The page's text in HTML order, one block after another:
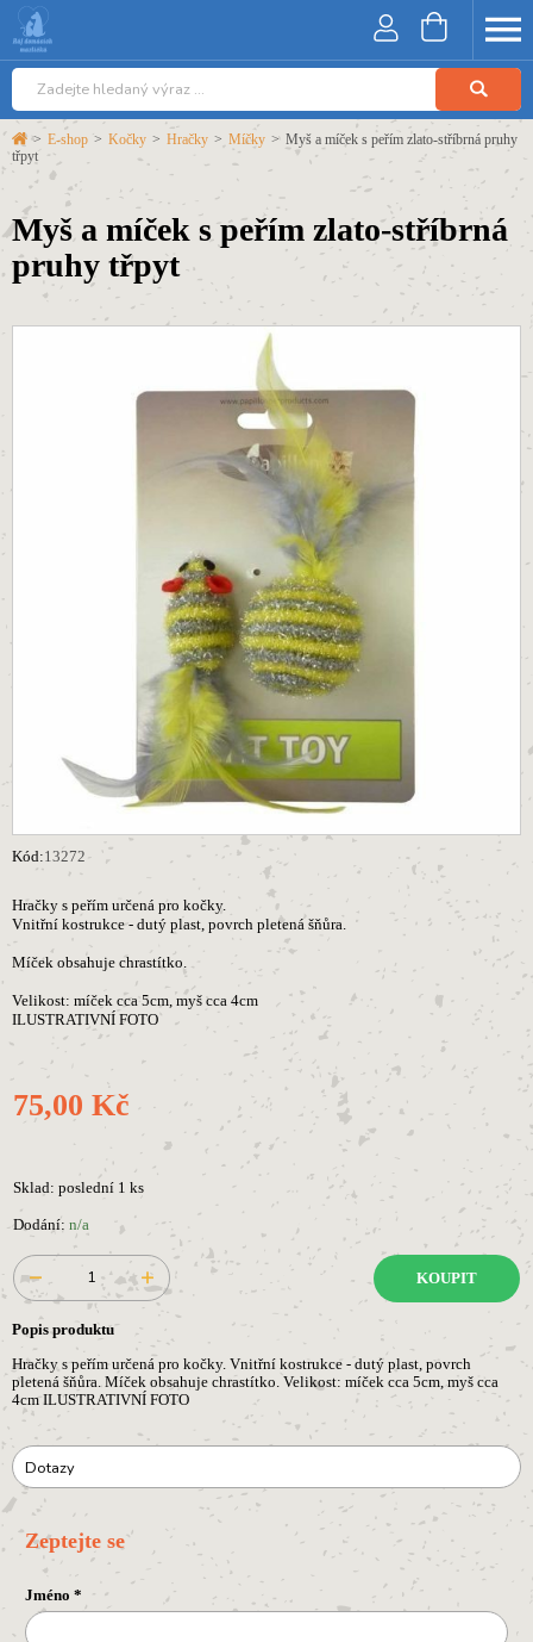
> E-shop > Kočky > Hračky > Míčky > Myš a míček s peřím zlato-stříbrná pruhy
třpyt
Myš a míček s peřím zlato-stříbrná
pruhy třpyt
Kód:13272
Hračky s peřím určená pro kočky.
Vnitřní kostrukce - dutý plast, povrch pletená šňůra.
Míček obsahuje chrastítko.
Velikost: míček cca 5cm, myš cca 4cm
ILUSTRATIVNÍ FOTO
75,00 Kč
Sklad: poslední 1 ks
Dodání: n/a
KOUPIT
Popis produktu
Hračky s peřím určená pro kočky. Vnitřní kostrukce - dutý plast, povrch
pletená šňůra. Míček obsahuje chrastítko. Velikost: míček cca 5cm, myš cca
4cm ILUSTRATIVNÍ FOTO
Dotazy
Zeptejte se
Jméno *